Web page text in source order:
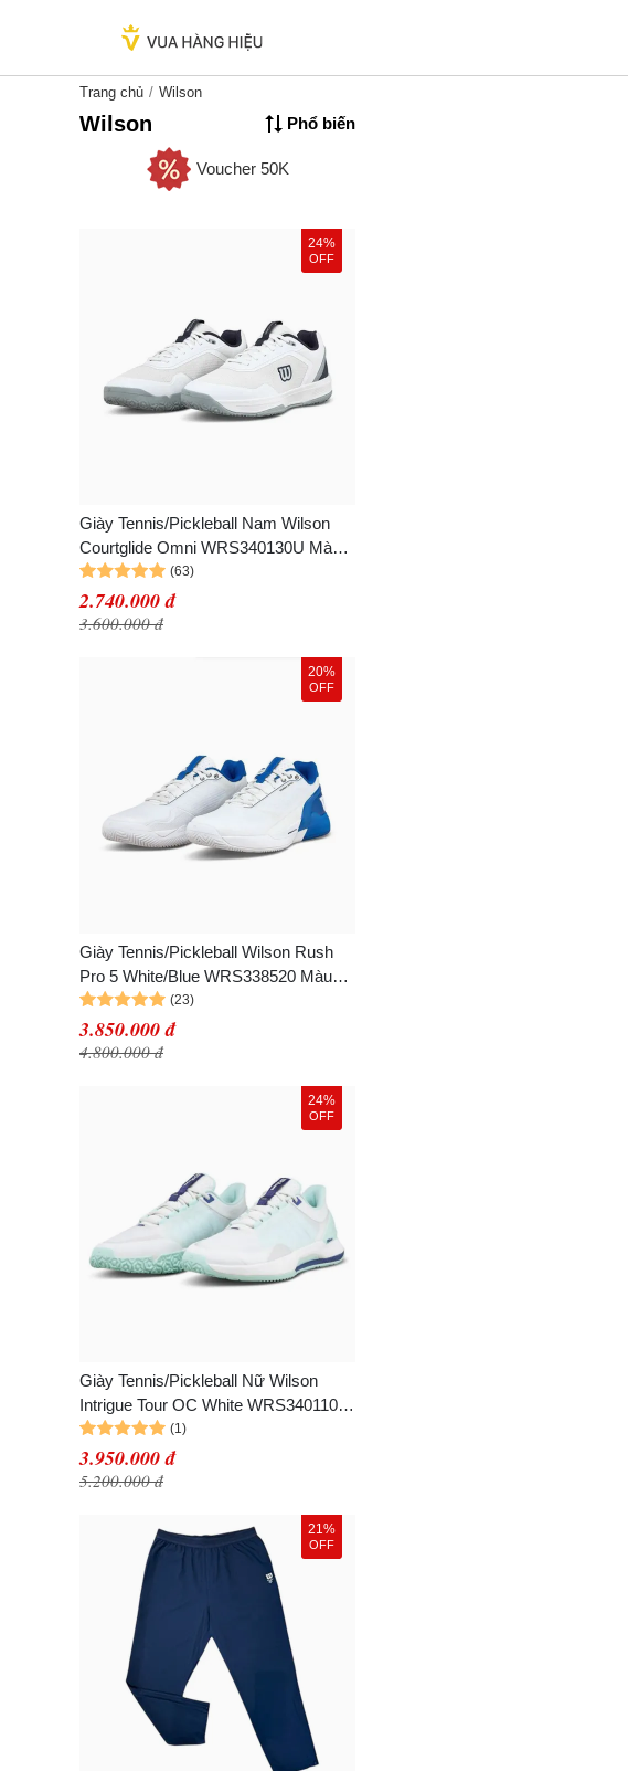
Trang chủ Wilson
Wilson Phổ biến
Voucher 50K
24%
OFF
Giày Tennis/Pickleball Nam Wilson
Courtglide Omni WRS340130U Màu
Trắng/Đen Size 40 2/3
2.740.000 đ
3.600.000 đ
20%
OFF
Giày Tennis/Pickleball Wilson Rush
Pro 5 White/Blue WRS338520 Màu
Trắng Gót Xanh Blue Size 41 1/3
3.850.000 đ
4.800.000 đ
24%
OFF
Giày Tennis/Pickleball Nữ Wilson
Intrigue Tour OC White WRS340110
Màu Trắng/Xanh Size 37
3.950.000 đ
5.200.000 đ
21%
OFF